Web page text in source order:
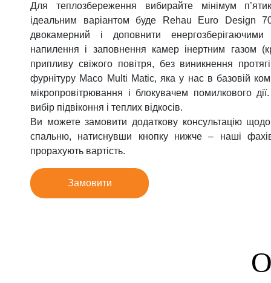
Фурнітура для вікон
Фурнітура для дверей
Для теплозбереження вибирайте мінімум
ідеальним варіантом буде Rehau Euro Design
двокамерний і доповнити
напилення і заповнення камер інертним газом
припливу свіжого повітря, без виникнення
фурнітуру Maco Multi Matic, яка у нас в базовій
мікропровітрювання і блокувачем помилкового
вибір підвіконня і теплих відкосів.
Ви можете замовити додаткову консультацію
спальню, натиснувши кнопку нижче – наші
прорахують вартість.
Замовити